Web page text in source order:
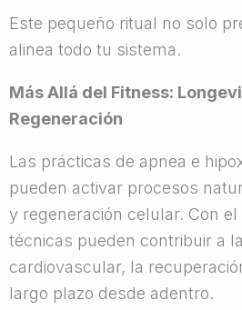
Este pequeño ritual no solo
alinea todo tu sistema.
Más Allá del Fitness:
Regeneración
Las prácticas de apnea e
pueden activar procesos
y regeneración celular. Con
técnicas pueden contribuir a
cardiovascular, la
largo plazo desde adentro.